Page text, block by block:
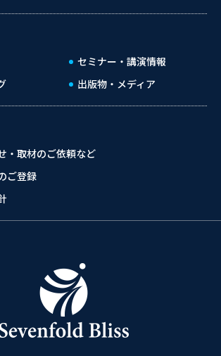
セミナー・講演情報
出版物・メディア
・取材のご依頼など
ご登録